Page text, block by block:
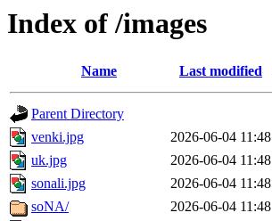
Index of /images
Name Last modified
Parent Directory
venki.jpg
2026-06-04 11:48
uk.jpg
2026-06-04 11:48
sonali.jpg
2026-06-04 11:48
soNA/
2026-06-04 11:48